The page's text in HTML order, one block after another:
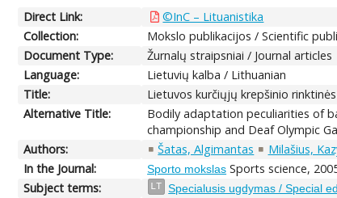
Direct Link:
©InC – Lituanistika
Collection:
Mokslo publikacijos / Scientific
Document Type:
Žurnalų straipsniai / Journal articles
Language:
Lietuvių kalba / Lithuanian
Title:
Lietuvos kurčiųjų krepšinio
Alternative Title:
Bodily adaptation peculiarities of
championship and Deaf Olympic
Authors:
Šatas, Algimantas Milašius,
In the Journal:
Sporto mokslas Sports science,
Subject terms:
LT Specialusis ugdymas / Special